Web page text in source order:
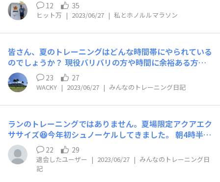
れたリピーターの方に取材の申し込みとメールが届きまし
た🏃‍♂️ 私のホノルルマラソン愛❤️ 日々、トレーニングの成
果が報われたか… なんて思いましたが、絶対詐欺メール
うことで、20代のピチピチ女性記者、露出の多い服装で
来てくれるなら、お受けしますと返信したら、広◯すずさ
ん似の写真が送られてきた。 かっかわいい😍 がっ、お断
りしますと返信👍 その数分後、弊社サイバーセキュリテ
スしなかったことは、詐欺メールと見抜かれたようです
が、返信したことは、訓練結果として、社長以下、上層部
への報告となります。 だって… 20代のピチピチ女性記者
と返信したことが、社長に見られてしまう😵 私が、発信
しなくても、ホノルルマラソンの魅力は、たくさんの方が
御存知ですね🏝️ 気をつけましょう。
12 35
ヒット万 | 2023/06/27 | 私とホノルルマラソン
皆さん、夏のトレーニングはどんな時間帯にやられている
のでしょうか？ 現役バリバリの方や時間に余裕ある方い
ろんな方がいらっしゃるでしょうから、さまざまと思いま
すが、コンディションを考えると早朝や夜間が気温がいく
らかでも下がっていいのかなと。 まだ夏至直後からか20
時頃でも写真の明るさでした。
23 27
WACKY | 2023/06/27 | みんなのトレーニング日記
ランのトレーニングではありません。夏場限定アクアエク
ササイズ😆今年初シュノーケルしてきました。 朝4時半起
床、恩納村真栄田岬へ。 しかし今日は風がないのに、ダ
イビングショップ引率者しか入れない黄旗…なんでー！と
急いで裏真栄田ビーチへ。 貸し切りー！青の洞窟がない
22 29
退会したユーザー | 2023/06/27 | みんなのトレーニング日
記